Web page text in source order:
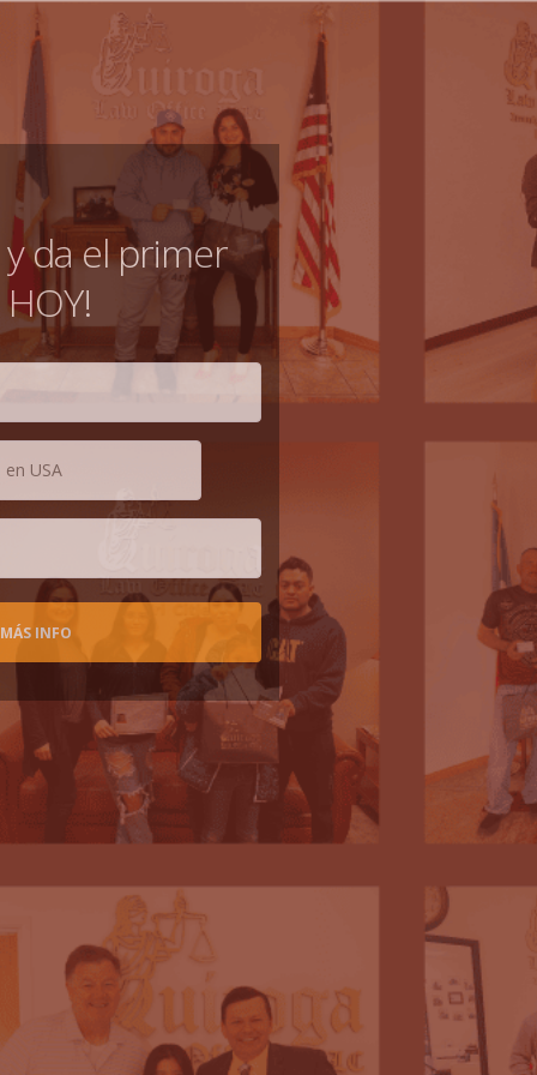
da el primer